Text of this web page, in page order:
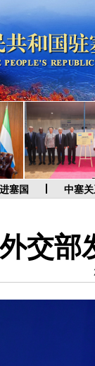
塞国 中塞
交